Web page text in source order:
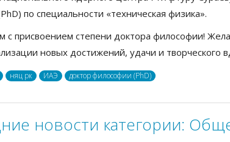
по специальности «техническая физика».
с присвоением степени доктора философии!
новых достижений, удачи и творческого
няц рк ИАЭ доктор философии (PhD)
новости категории: